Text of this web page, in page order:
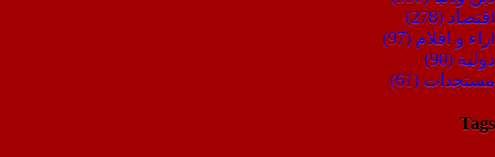
اقتصاد (278)
اراء و اقلام (97)
دولية (90)
مستجدات (61)
Tags